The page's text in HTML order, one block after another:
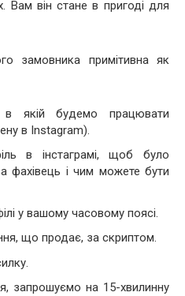
Вам він стане в пригоді для
замовника примітивна як
в якій будемо працювати
в Instagram).
в інстаграмі, щоб було
фахівець і чим можете бути
у вашому часовому поясі.
що продає, за скриптом.
запрошуємо на 15-хвилинну